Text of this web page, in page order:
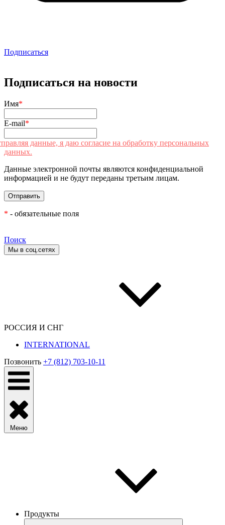
Подписаться
Подписаться на новости
Имя*
E-mail*
данные, я даю согласие на обработку персональных
данных.
Данные электронной почты являются конфиденциальной
информацией и не будут переданы третьим лицам.
* - обязательные поля
Поиск
Мы в соц.сетях
РОССИЯ И СНГ
INTERNATIONAL
Позвонить +7 (812) 703-10-11
Меню
Продукты